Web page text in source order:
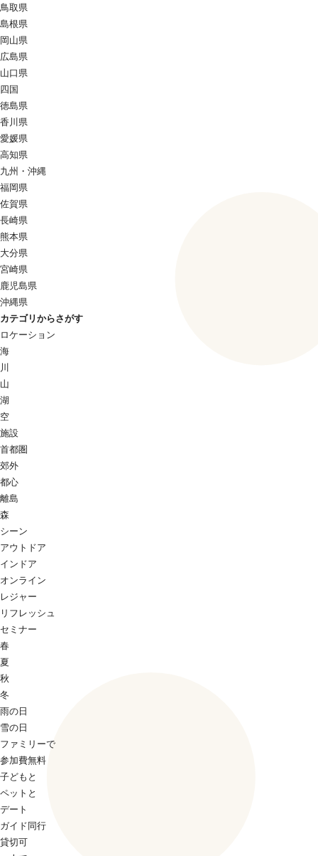
鳥取県
島根県
岡山県
広島県
山口県
四国
徳島県
香川県
愛媛県
高知県
九州・沖縄
福岡県
佐賀県
長崎県
熊本県
大分県
宮崎県
鹿児島県
沖縄県
カテゴリからさがす
ロケーション
海
川
山
湖
空
施設
首都圏
郊外
都心
離島
森
シーン
アウトドア
インドア
オンライン
レジャー
リフレッシュ
セミナー
春
夏
秋
冬
雨の日
雪の日
ファミリーで
参加費無料
子どもと
ペットと
デート
ガイド同行
貸切可